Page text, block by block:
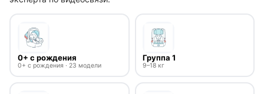
0+ с рождения
0+ с рождения · 23 модели
Группа 1
9–18 кг